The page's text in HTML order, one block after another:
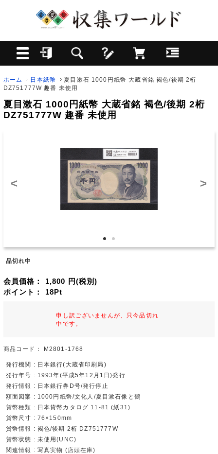
ホーム 日本紙幣
夏目漱石 1000円紙幣 大蔵省銘 褐色/後期 2桁
DZ751777W 趣番 未使用
夏目漱石 1000円紙幣 大蔵省銘 褐色/後期 2桁
DZ751777W 趣番 未使用
< >
品切れ中
会員価格： 1,800 円(税別)
ポイント： 18Pt
申し訳ございませんが、只今品切れ
中です。
商品コード： M2801-1768
発行機関 : 日本銀行(大蔵省印刷局)
発行年号 : 1993年(平成5年12月1日)発行
発行情報 : 日本銀行券D号/発行停止
額面図案 : 1000円紙幣/文化人/夏目漱石像と鶴
貨幣種類 : 日本貨幣カタログ 11-81 (紙31)
貨幣尺寸 : 76×150mm
貨幣情報 : 褐色/後期 2桁 DZ751777W
貨幣状態 : 未使用(UNC)
関連情報 : 写真実物 (店頭在庫)